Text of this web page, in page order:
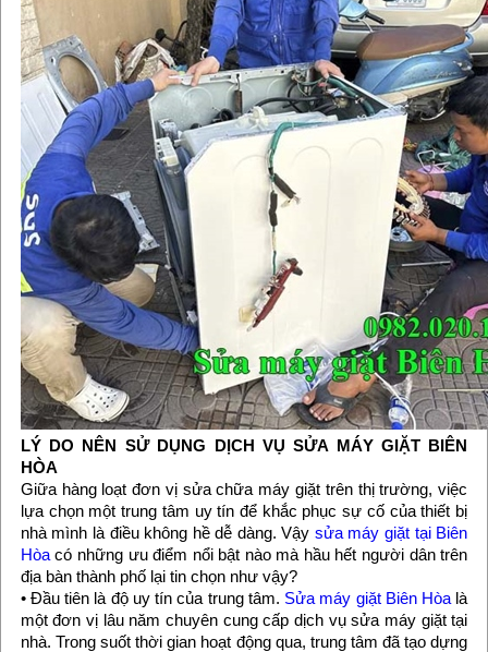
LÝ DO NÊN SỬ DỤNG DỊCH VỤ SỬA MÁY GIẶT BIÊN
HÒA
Giữa hàng loạt đơn vị sửa chữa máy giặt trên thị trường, việc
lựa chọn một trung tâm uy tín để khắc phục sự cố của thiết bị
nhà mình là điều không hề dễ dàng. Vậy sửa máy giặt tại Biên
Hòacó những ưu điểm nổi bật nào mà hầu hết người dân trên
địa bàn thành phố lại tin chọn như vậy?
• Đầu tiên là độ uy tín của trung tâm. Sửa máy giặt Biên Hòalà
một đơn vị lâu năm chuyên cung cấp dịch vụ sửa máy giặt tại
nhà. Trong suốt thời gian hoạt động qua, trung tâm đã tạo dựng